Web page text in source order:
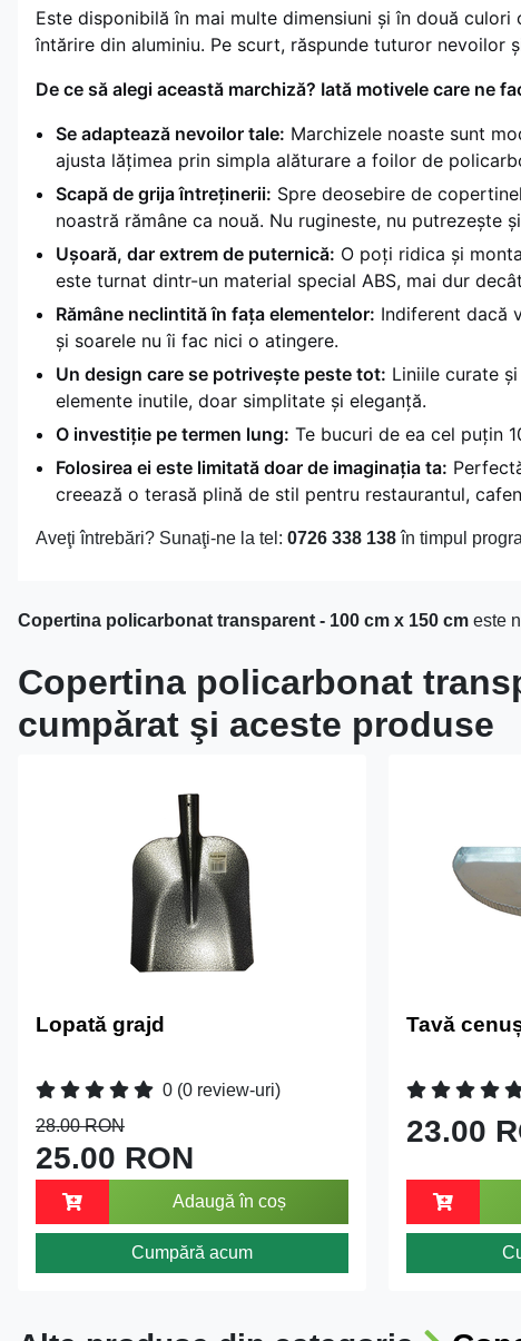
Este disponibilă în mai multe dimensiuni și în două
întărire din aluminiu. Pe scurt, răspunde tuturor
De ce să alegi această marchiză? Iată motivele care ne
Se adaptează nevoilor tale: Marchizele noaste sunt
ajusta lățimea prin simpla alăturare a foilor de
Scapă de grija întreținerii: Spre deosebire de
noastră rămâne ca nouă. Nu rugineste, nu putrezește
Ușoară, dar extrem de puternică: O poți ridica și
este turnat dintr-un material special ABS, mai dur
Rămâne neclintită în fața elementelor: Indiferent dacă
și soarele nu îi fac nici o atingere.
Un design care se potrivește peste tot: Liniile curate
elemente inutile, doar simplitate și eleganță.
O investiție pe termen lung: Te bucuri de ea cel puțin
Folosirea ei este limitată doar de imaginația ta:
creează o terasă plină de stil pentru restaurantul,
Aveţi întrebări? Sunaţi-ne la tel: 0726 338 138în timpul
Copertina policarbonat transparent - 100 cm x 150 cm este
Copertina policarbonat
cumpărat şi aceste produse
Lopată grajd
0 (0 review-uri)
28.00 RON
25.00 RON
Adaugă în coș
Cumpără acum
Tavă
23.00